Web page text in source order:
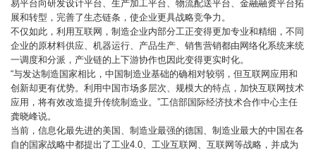
易平台向研发设计平台、生产加工平台、物流配送平台、金融融资平台拓
展和转型，完善了生态链条，使企业更具战略竞争力。
不仅如此，利用互联网，制造企业内部分工正变得更加专业和精细，不同
企业的原材料供应、机器运行、产品生产、销售营销都由网络化系统来统
一调度和分派，产业链的上下游协作也因此变得更实时化。
“与发达制造国家相比，中国制造业基础的确相对较弱，但互联网应用和
创新却更有优势。利用中国市场多层次、规模大的特点，加快互联网技术
应用，将有效改造提升传统制造业。”工信部国际经济技术合作中心主任
龚晓峰说。
当前，信息化最先进的美国、制造业最强的德国、制造业最大的中国在各
自的国家战略中都提出了工业4.0、工业互联网、互联网等战略，并成为